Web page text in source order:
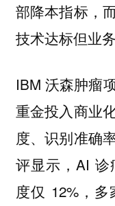
部降本指标，
技术达标但业
IBM 沃森肿瘤
重金投入商业
度、识别准确
评显示，AI
度仅 12%，